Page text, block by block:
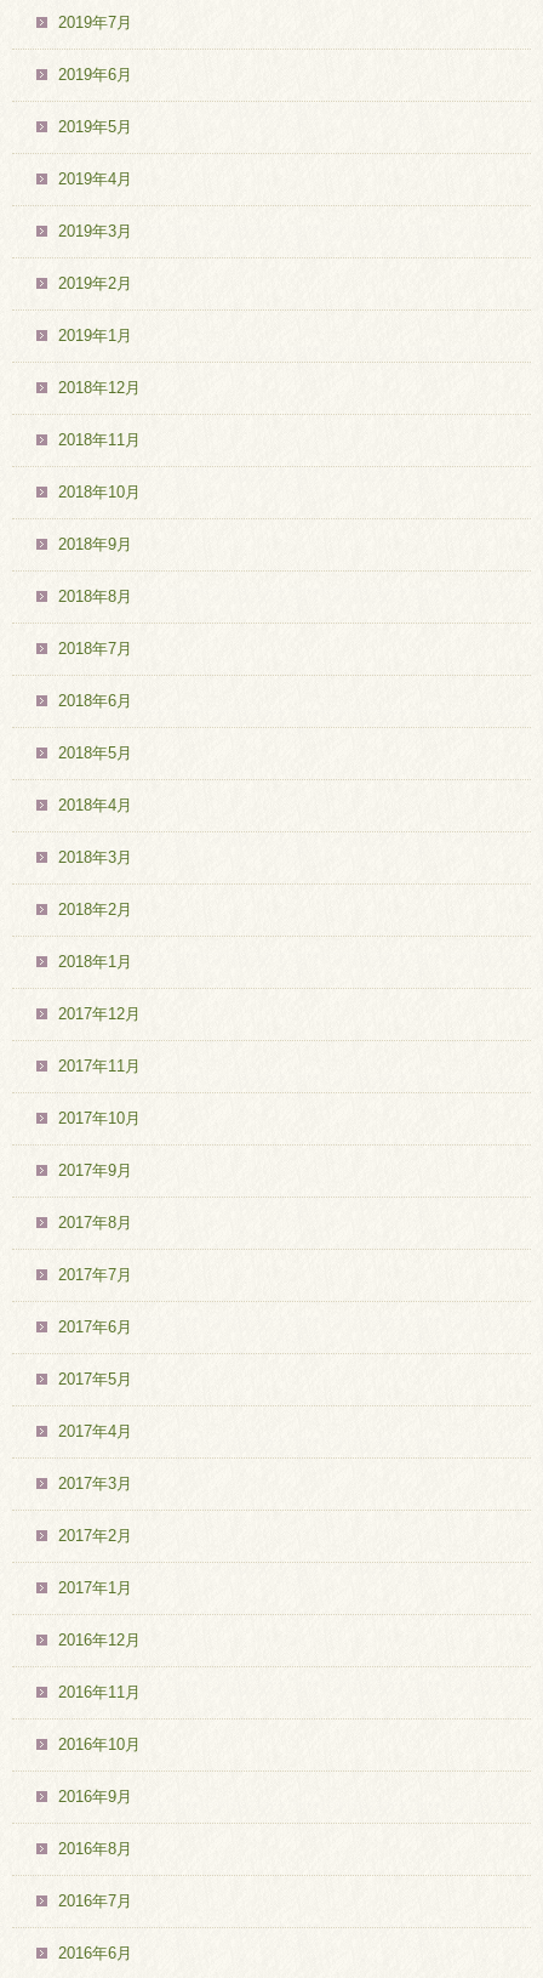
2019年7月
2019年6月
2019年5月
2019年4月
2019年3月
2019年2月
2019年1月
2018年12月
2018年11月
2018年10月
2018年9月
2018年8月
2018年7月
2018年6月
2018年5月
2018年4月
2018年3月
2018年2月
2018年1月
2017年12月
2017年11月
2017年10月
2017年9月
2017年8月
2017年7月
2017年6月
2017年5月
2017年4月
2017年3月
2017年2月
2017年1月
2016年12月
2016年11月
2016年10月
2016年9月
2016年8月
2016年7月
2016年6月